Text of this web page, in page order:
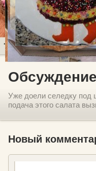
В избранное
Добавить
Обсуждение
Уже доели селедку под
подача этого салата
Новый